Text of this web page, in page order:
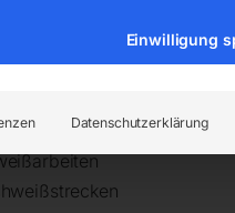
Einwilligung
Datenschutzerklärung